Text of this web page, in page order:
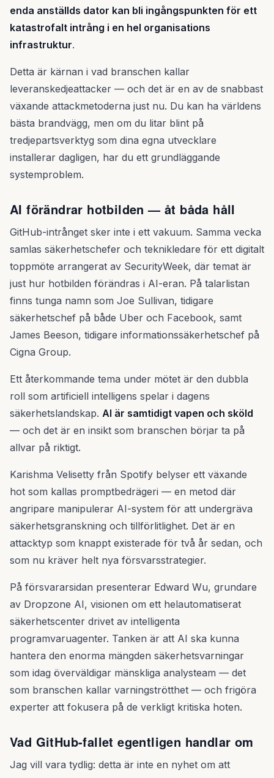
enda anställds dator kan bli ingångspunkten för ett
katastrofalt intrång i en hel organisations
infrastruktur.
Detta är kärnan i vad branschen kallar
leveranskedjeattacker — och det är en av de snabbast
växande attackmetoderna just nu. Du kan ha världens
bästa brandvägg, men om du litar blint på
tredjepartsverktyg som dina egna utvecklare
installerar dagligen, har du ett grundläggande
systemproblem.
AI förändrar hotbilden — åt båda håll
GitHub-intrånget sker inte i ett vakuum. Samma vecka
samlas säkerhetschefer och teknikledare för ett digitalt
toppmöte arrangerat av SecurityWeek, där temat är
just hur hotbilden förändras i AI-eran. På talarlistan
finns tunga namn som Joe Sullivan, tidigare
säkerhetschef på både Uber och Facebook, samt
James Beeson, tidigare informationssäkerhetschef på
Cigna Group.
Ett återkommande tema under mötet är den dubbla
roll som artificiell intelligens spelar i dagens
säkerhetslandskap. AI är samtidigt vapen och sköld
— och det är en insikt som branschen börjar ta på
allvar på riktigt.
Karishma Velisetty från Spotify belyser ett växande
hot som kallas promptbedrägeri — en metod där
angripare manipulerar AI-system för att undergräva
säkerhetsgranskning och tillförlitlighet. Det är en
attacktyp som knappt existerade för två år sedan, och
som nu kräver helt nya försvarsstrategier.
På försvararsidan presenterar Edward Wu, grundare
av Dropzone AI, visionen om ett helautomatiserat
säkerhetscenter drivet av intelligenta
programvaruagenter. Tanken är att AI ska kunna
hantera den enorma mängden säkerhetsvarningar
som idag överväldigar mänskliga analysteam — det
som branschen kallar varningströtthet — och frigöra
experter att fokusera på de verkligt kritiska hoten.
Vad GitHub-fallet egentligen handlar om
Jag vill vara tydlig: detta är inte en nyhet om att